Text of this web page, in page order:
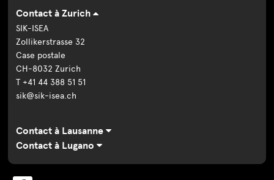
Contact à Zurich
SIK-ISEA
Zollikerstrasse 32
Case postale
CH-8032 Zurich
T +41 44 388 51 51
sik@sik-isea.ch
Contact à Lausanne
Contact à Lugano